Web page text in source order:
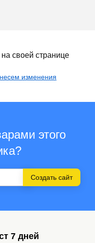
своей странице
изменения
этого
Создать сайт
7 дней